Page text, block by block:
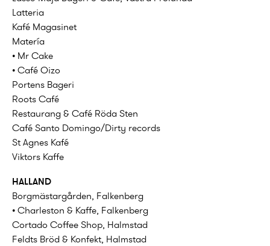
Latteria
Kafé Magasinet
Matería
• Mr Cake
• Café Oizo
Portens Bageri
Roots Café
Restaurang & Café Röda Sten
Café Santo Domingo/Dirty records
St Agnes Kafé
Viktors Kaffe
HALLAND
Borgmästargården, Falkenberg
• Charleston & Kaffe, Falkenberg
Cortado Coffee Shop, Halmstad
Feldts Bröd & Konfekt, Halmstad